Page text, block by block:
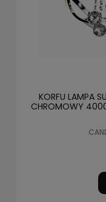
KORFU LAMPA
CHROMOWY